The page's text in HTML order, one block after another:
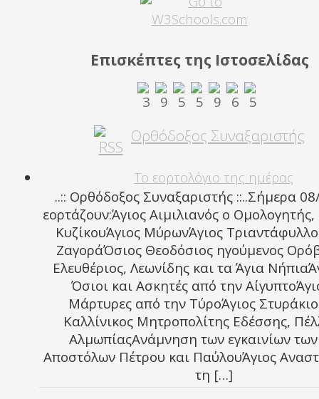
Επισκέπτες της Ιστοσελίδας
Ορθόδοξος Συναξαριστής
Το εορτολόγιο της ημέρας
..:: Ορθόδοξος Συναξαριστής ::..Σήμερα
εορτάζουν:Άγιος Αιμιλιανός ο
ΚυζίκουΆγιος ΜύρωνΆγιος
ΖαγοράΌσιος Θεοδόσιος ηγούμενος
Ελευθέριος, Λεωνίδης και τα Άγια
Όσιοι και Ασκητές από την
Μάρτυρες από την ΤύροΆγιος
Καλλίνικος Μητροπολίτης Εδέσσης,
ΑλμωπίαςAνάμνηση των εγκαινίων
Αποστόλων Πέτρου και ΠαύλουΆγιος
τη […]